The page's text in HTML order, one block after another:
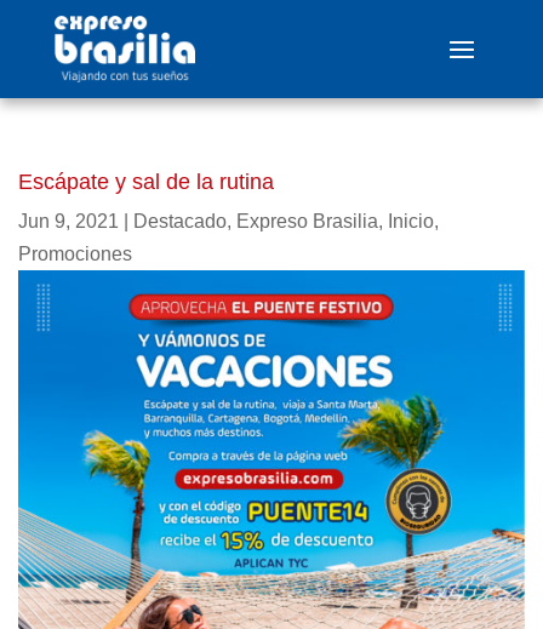
Escápate y sal de la rutina
Jun 9, 2021 Destacado, Expreso Brasilia, Inicio,
Promociones